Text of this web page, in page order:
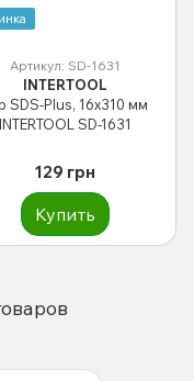
Артикул: SD-1631
INTERTOOL
SDS-Plus, 16x310 мм
INTERTOOL SD-1631
129 грн
Купить